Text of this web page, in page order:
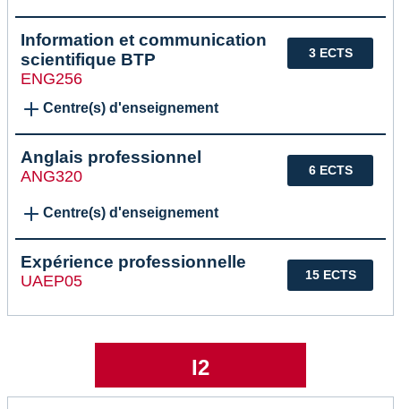
3 ECTS
Information et communication
scientifique BTP
ENG256
Centre(s) d'enseignement
6 ECTS
Anglais professionnel
ANG320
Centre(s) d'enseignement
15 ECTS
Expérience professionnelle
UAEP05
I2